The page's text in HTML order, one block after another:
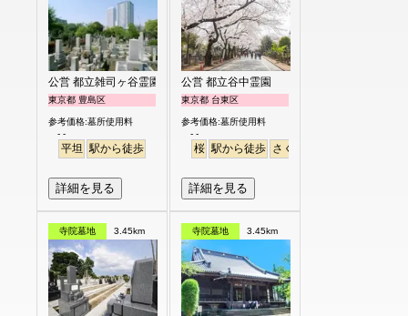
公営 都立雑司ヶ谷霊園
東京都 豊島区
参考価格:墓所使用料
- -
平坦 駅から徒歩
詳細を見る
公営 都立谷中霊園
東京都 台東区
参考価格:墓所使用料
- -
桜 駅から徒歩 さくら
詳細を見る
寺院墓地 3.45km 寺院墓地 3.45km